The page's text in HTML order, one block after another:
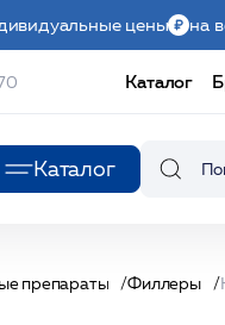
цены на
Каталог
Каталог
препараты Филлеры